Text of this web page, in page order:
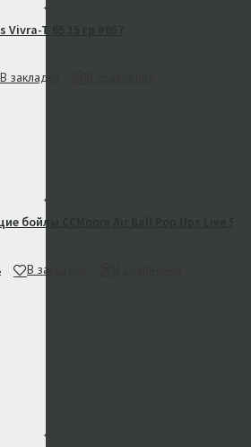
T 65 15 гр #057
В закладки
бойлы CCMoore Air Ball Pop Ups Live
В закладки